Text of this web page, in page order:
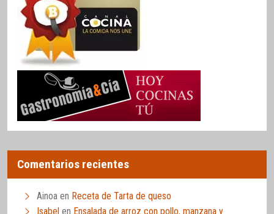
Comentarios recientes
Ainoa en Receta de Tarta de queso
Isabel en Ensalada de arroz con pollo, manzana y